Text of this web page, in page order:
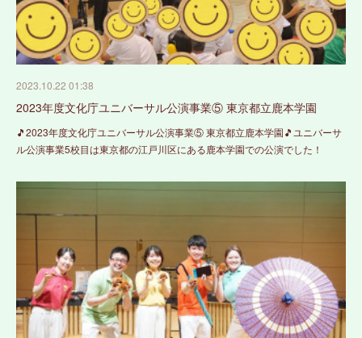
2023.10.22 01:38
2023年度文化庁ユニバーサル公演事業⑤ 東京都立鹿本学園
🎵2023年度文化庁ユニバーサル公演事業⑤ 東京都立鹿本学園🎵ユニバーサ
ル公演事業5校目は東京都の江戸川区にある鹿本学園での公演でした！